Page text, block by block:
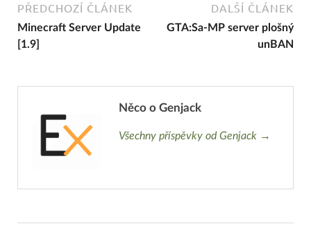
PŘEDCHOZÍ ČLÁNEK
Minecraft Server Update
[1.9]
DALŠÍ ČLÁNEK
GTA:Sa-MP server plošný
unBAN
Něco o Genjack
Všechny příspěvky od Genjack →